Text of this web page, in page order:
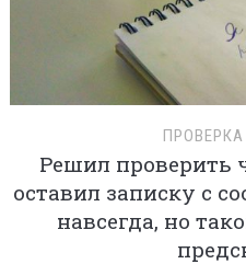
Решил проверить
оставил записку с
навсегда, но